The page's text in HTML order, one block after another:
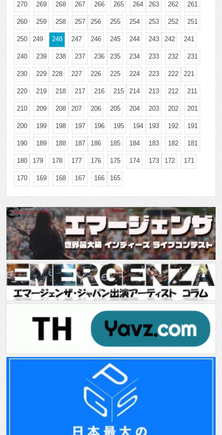
270 269 268 267 266 265 264 263 262 261
260 259 258 257 256 255 254 253 252 251
250 249 248 247 246 245 244 243 242 241
240 239 238 237 236 235 234 233 232 231
230 229 228 227 226 225 224 223 222 221
220 219 218 217 216 215 214 213 212 211
210 209 208 207 206 205 204 203 202 201
200 199 198 197 196 195 194 193 192 191
190 189 188 187 186 185 184 183 182 181
180 179 178 177 176 175 174 173 172 171
170 169 168 167 166 165